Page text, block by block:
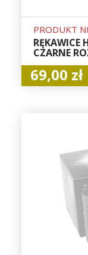
PRODUKT
RĘKAWICE
CZARNE
69,00 zł